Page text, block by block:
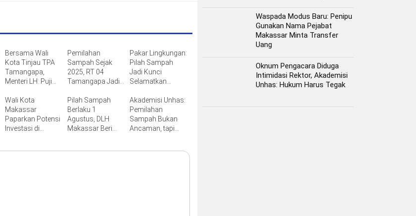
Bersama Wali
Kota Tinjau TPA
Tamangapa,
Menteri LH: Puji
Benahi TPA
Pemilahan
Sampah Sejak
2025, RT 04
Tamangapa Jadi
Berbasis
Kolaborasi Warga
Pakar Lingkungan:
Pilah Sampah
Jadi Kunci
Selamatkan
Krisis Lingkungan
Wali Kota
Makassar
Paparkan Potensi
Investasi di
Pilah Sampah
Berlaku 1
Agustus, DLH
Makassar Beri
Akademisi Unhas:
Pemilahan
Sampah Bukan
Ancaman, tapi
Waspada Modus Baru: Penipu
Gunakan Nama Pejabat
Makassar Minta Transfer
Uang
Oknum Pengacara Diduga
Intimidasi Rektor, Akademisi
Unhas: Hukum Harus Tegak